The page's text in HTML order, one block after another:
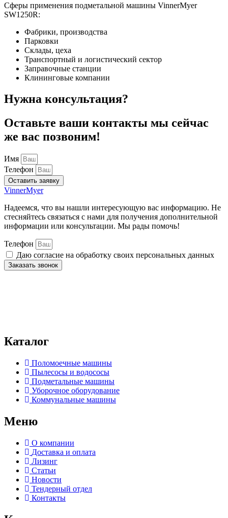
Сферы применения подметальной машины VinnerMyer
SW1250R:
Фабрики, производства
Парковки
Склады, цеха
Транспортный и логистический сектор
Заправочные станции
Клининговые компании
Нужна консультация?
Оставьте ваши контакты мы сейчас
же вас позвоним!
Имя
Телефон
Оставить заявку
VinnerMyer
Надеемся, что вы нашли интересующую вас информацию. Не
стесняйтесь связаться с нами для получения дополнительной
информации или консультации. Мы рады помочь!
Телефон
Даю согласие на обработку своих персональных данных
Заказать звонок
Каталог
Поломоечные машины
Пылесосы и водососы
Подметальные машины
Уборочное оборудование
Коммунальные машины
Меню
О компании
Доставка и оплата
Лизинг
Статьи
Новости
Тендерный отдел
Контакты